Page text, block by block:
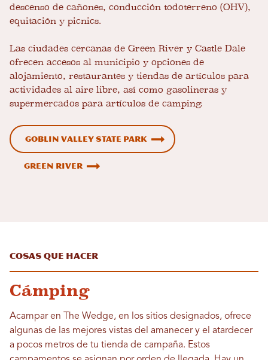
descenso de cañones, conducción todoterreno (OHV),
equitación y picnics.
Las ciudades cercanas de Green River y Castle Dale
ofrecen accesos al municipio y opciones de
alojamiento, restaurantes y tiendas de artículos para
actividades al aire libre, así como gasolineras y
supermercados para artículos de camping.
Goblin Valley State Park
Green River
Cosas que hacer
Cámping
Acampar en The Wedge, en los sitios designados, ofrece
algunas de las mejores vistas del amanecer y el atardecer
a pocos metros de tu tienda de campaña. Estos